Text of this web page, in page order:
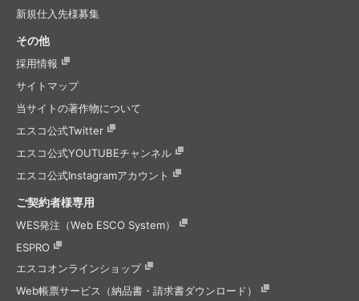
新規仕入先様募集
その他
採用情報
サイトマップ
当サイトの著作物について
エスコ公式Twitter
エスコ公式YOUTUBEチャンネル
エスコ公式Instagramアカウント
ご契約者様専用
WES発注（Web ESCO System）
ESPRO
エスコオンラインショップ
Web帳票サービス（納品書・請求書ダウンロード）